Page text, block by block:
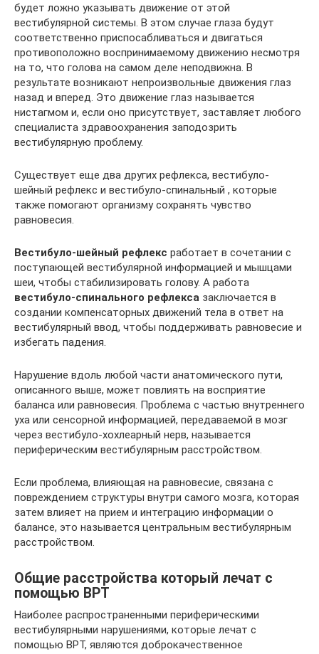
будет ложно указывать движение от этой
вестибулярной системы. В этом случае глаза будут
соответственно приспосабливаться и двигаться
противоположно воспринимаемому движению несмотря
на то, что голова на самом деле неподвижна. В
результате возникают непроизвольные движения глаз
назад и вперед. Это движение глаз называется
нистагмом и, если оно присутствует, заставляет любого
специалиста здравоохранения заподозрить
вестибулярную проблему.
Существует еще два других рефлекса, вестибуло-
шейный рефлекс и вестибуло-спинальный , которые
также помогают организму сохранять чувство
равновесия.
Вестибуло-шейный рефлекс работает в сочетании с
поступающей вестибулярной информацией и мышцами
шеи, чтобы стабилизировать голову. А работа
вестибуло-спинального рефлекса заключается в
создании компенсаторных движений тела в ответ на
вестибулярный ввод, чтобы поддерживать равновесие и
избегать падения.
Нарушение вдоль любой части анатомического пути,
описанного выше, может повлиять на восприятие
баланса или равновесия. Проблема с частью внутреннего
уха или сенсорной информацией, передаваемой в мозг
через вестибуло-хохлеарный нерв, называется
периферическим вестибулярным расстройством.
Если проблема, влияющая на равновесие, связана с
повреждением структуры внутри самого мозга, которая
затем влияет на прием и интеграцию информации о
балансе, это называется центральным вестибулярным
расстройством.
Общие расстройства который лечат с
помощью ВРТ
Наиболее распространенными периферическими
вестибулярными нарушениями, которые лечат с
помощью ВРТ, являются доброкачественное